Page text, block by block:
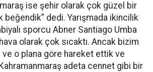
ise şehir olarak çok güzel bir
beğendik” dedi. Yarışmada ikincilik
sporcu Abner Santiago Umba
olarak çok sıcaktı. Ancak bizim
ve o plana göre hareket ettik ve
adeta cennet gibi bir